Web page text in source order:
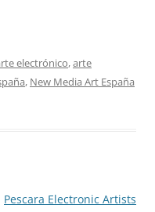
electrónico,arte
, New Media Art España
Pescara Electronic Artists